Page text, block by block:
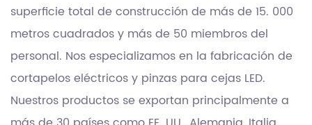
superficie total de construcción de más de 15. 000
metros cuadrados y más de 50 miembros del
personal. Nos especializamos en la fabricación de
cortapelos eléctricos y pinzas para cejas LED.
Nuestros productos se exportan principalmente a